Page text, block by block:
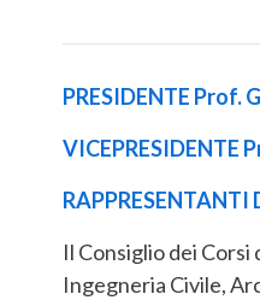
PRESIDENTE Prof.
VICEPRESIDENTE
RAPPRESENTANTI
Il Consiglio dei
Ingegneria Civile,